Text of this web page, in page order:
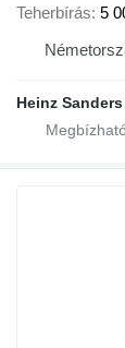
Teherbírás 5
Heinz